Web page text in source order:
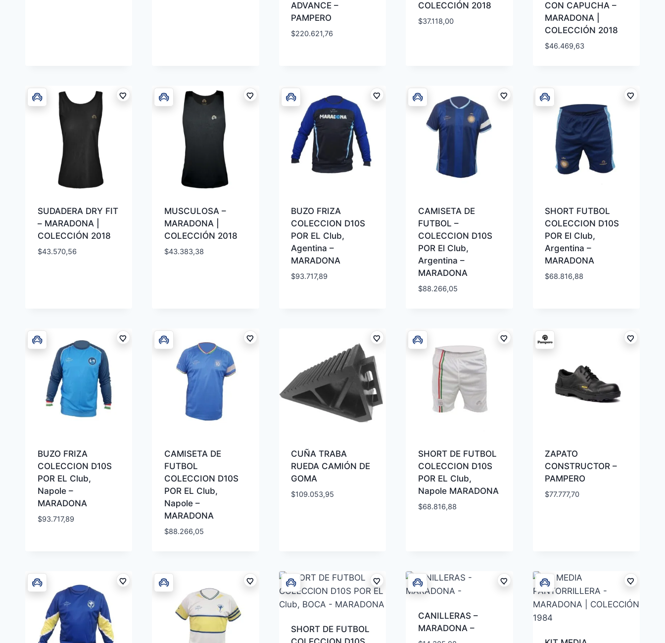
ADVANCE –
PAMPERO
$220.621,76
COLECCIÓN 2018
$37.118,00
CON CAPUCHA –
MARADONA |
COLECCIÓN 2018
$46.469,63
SUDADERA DRY FIT
– MARADONA |
COLECCIÓN 2018
$43.570,56
MUSCULOSA –
MARADONA |
COLECCIÓN 2018
$43.383,38
BUZO FRIZA
COLECCION D10S
POR EL Club,
Agentina –
MARADONA
$93.717,89
CAMISETA DE
FUTBOL –
COLECCION D10S
POR El Club,
Argentina –
MARADONA
$88.266,05
SHORT FUTBOL
COLECCION D10S
POR El Club,
Argentina –
MARADONA
$68.816,88
BUZO FRIZA
COLECCION D10S
POR EL Club,
Napole –
MARADONA
$93.717,89
CAMISETA DE
FUTBOL
COLECCION D10S
POR EL Club,
Napole –
MARADONA
$88.266,05
CUÑA TRABA
RUEDA CAMIÓN DE
GOMA
$109.053,95
SHORT DE FUTBOL
COLECCION D10S
POR EL Club,
Napole MARADONA
$68.816,88
ZAPATO
CONSTRUCTOR –
PAMPERO
$77.777,70
SHORT DE FUTBOL
CANILLERAS –
MARADONA –